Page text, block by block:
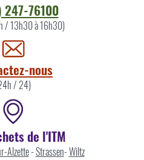
247-76100
/ 13h30 à 16h30)
nous
/ 24)
de l'ITM
Alzette-Strassen-Wiltz